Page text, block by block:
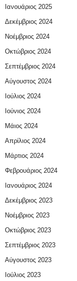
Ιανουάριος 2025
Δεκέμβριος 2024
Νοέμβριος 2024
Οκτώβριος 2024
Σεπτέμβριος 2024
Αύγουστος 2024
Ιούλιος 2024
Ιούνιος 2024
Μάιος 2024
Απρίλιος 2024
Μάρτιος 2024
Φεβρουάριος 2024
Ιανουάριος 2024
Δεκέμβριος 2023
Νοέμβριος 2023
Οκτώβριος 2023
Σεπτέμβριος 2023
Αύγουστος 2023
Ιούλιος 2023